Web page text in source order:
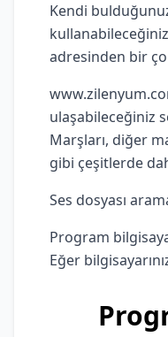
Kendi
adresinden bir
ulaşabileceğiniz
Marşları, diğer
gibi çeşitlerde
Ses dosyası
Program
Eğer